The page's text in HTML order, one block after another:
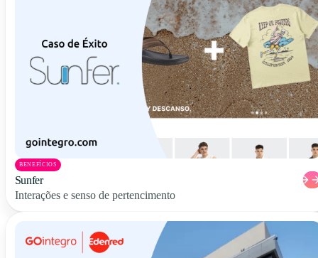
BENEFÍCIOS
Sunfer
Interações e senso de pertencimento